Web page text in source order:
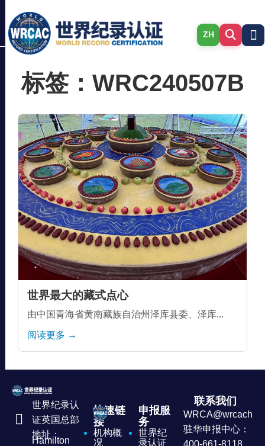
ZH
标签：WRC240507B
世界最大的藏式点心
由中国青海省黄南藏族自治州泽库县委、泽库...
阅读更多 →
世界纪录认
证英国总部
地址：
Hamilton
快速链
接
机构概
况
申报服
务
世界纪
录认证
联系我们
驻华申报中心：
400-661-8118